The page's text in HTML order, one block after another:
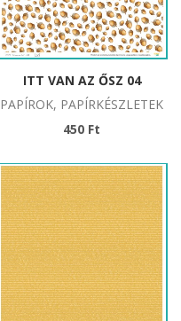
ITT VAN AZ ŐSZ 04
PAPÍROK, PAPÍRKÉSZLETEK
450 Ft